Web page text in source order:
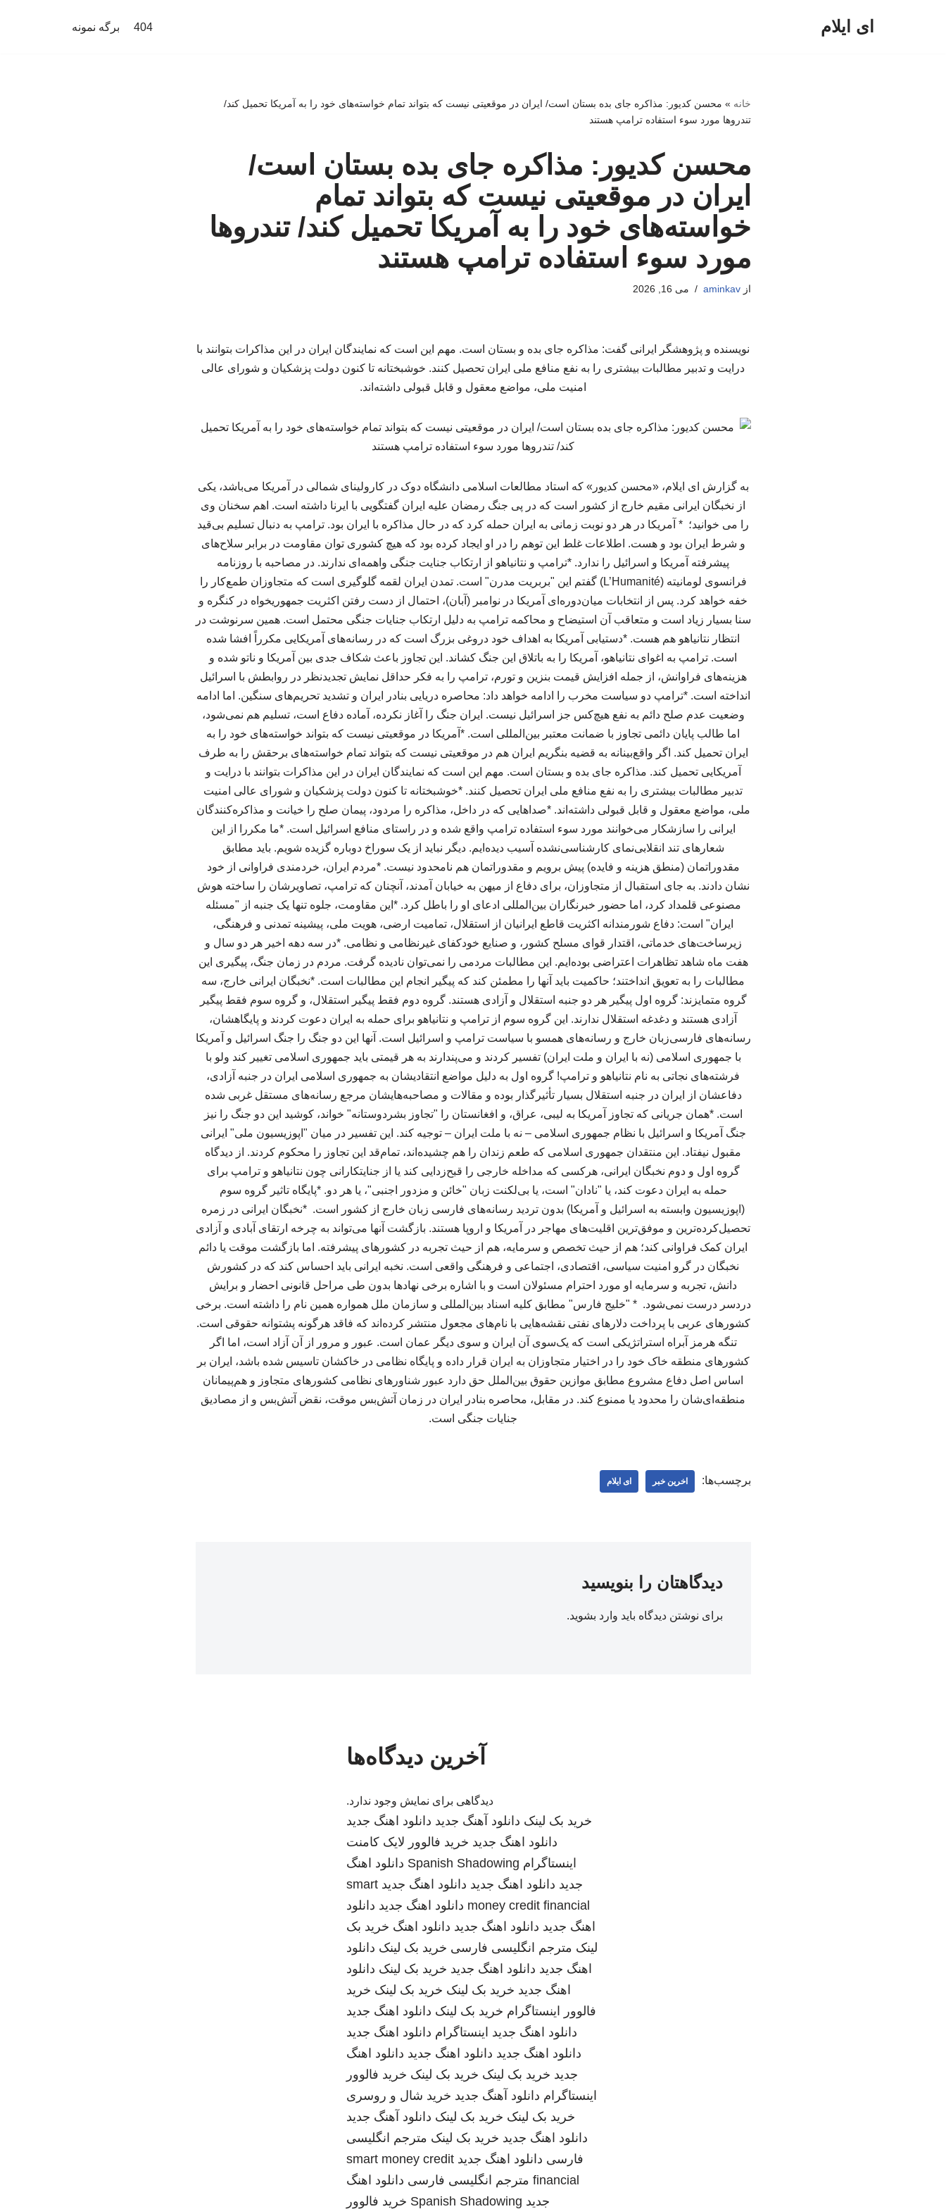
ای ایلام 404 برگه نمونه
خانه » محسن کدیور: مذاکره جای بده بستان است/ ایران در موقعیتی نیست که بتواند تمام خواسته‌های خود را به آمریکا تحمیل کند/
تندروها مورد سوء استفاده ترامپ هستند
محسن کدیور: مذاکره جای بده بستان است/
ایران در موقعیتی نیست که بتواند تمام
خواسته‌های خود را به آمریکا تحمیل کند/ تندروها
مورد سوء استفاده ترامپ هستند
ازaminkav می 16, 2026
نویسنده و پژوهشگر ایرانی گفت: مذاکره جای بده و بستان است. مهم این است که نمایندگان ایران در این مذاکرات بتوانند با
درایت و تدبیر مطالبات بیشتری را به نفع منافع ملی ایران تحصیل کنند. خوشبختانه تا کنون دولت پزشکیان و شورای عالی
امنیت ملی، مواضع معقول و قابل قبولی داشته‌اند.
به گزارش ای ایلام، «محسن کدیور» که استاد مطالعات اسلامی دانشگاه دوک در کارولینای شمالی در آمریکا می‌باشد، یکی
از نخبگان ایرانی مقیم خارج از کشور است که در پی جنگ رمضان علیه ایران گفتگویی با ایرنا داشته است. اهم سخنان وی
را می خوانید؛ * آمریکا در هر دو نوبت زمانی به ایران حمله کرد که در حال مذاکره با ایران بود. ترامپ به دنبال تسلیم بی‌قید
و شرط ایران بود و هست. اطلاعات غلط این توهم را در او ایجاد کرده بود که هیچ کشوری توان مقاومت در برابر سلاح‌های
پیشرفته آمریکا و اسرائیل را ندارد. *ترامپ و نتانیاهو از ارتکاب جنایت جنگی واهمه‌ای ندارند. در مصاحبه با روزنامه
فرانسوی لومانیته (L’Humanité) گفتم این "بربریت مدرن" است. تمدن ایران لقمه گلوگیری است که متجاوزان طمع‌کار را
خفه خواهد کرد. پس از انتخابات میان‌دوره‌ای آمریکا در نوامبر (آبان)، احتمال از دست رفتن اکثریت جمهوریخواه در کنگره و
سنا بسیار زیاد است و متعاقب آن استیضاح و محاکمه ترامپ به دلیل ارتکاب جنایات جنگی محتمل است. همین سرنوشت در
انتظار نتانیاهو هم هست. *دستیابی آمریکا به اهداف خود دروغی بزرگ است که در رسانه‌های آمریکایی مکرراً افشا شده
است. ترامپ به اغوای نتانیاهو، آمریکا را به باتلاق این جنگ کشاند. این تجاوز باعث شکاف جدی بین آمریکا و ناتو شده و
هزینه‌های فراوانش، از جمله افزایش قیمت بنزین و تورم، ترامپ را به فکر حداقل نمایش تجدیدنظر در روابطش با اسرائیل
انداخته است. *ترامپ دو سیاست مخرب را ادامه خواهد داد: محاصره دریایی بنادر ایران و تشدید تحریم‌های سنگین. اما ادامه
وضعیت عدم صلح دائم به نفع هیچ‌کس جز اسرائیل نیست. ایران جنگ را آغاز نکرده، آماده دفاع است، تسلیم هم نمی‌شود،
اما طالب پایان دائمی تجاوز با ضمانت معتبر بین‌المللی است. *آمریکا در موقعیتی نیست که بتواند خواسته‌های خود را به
ایران تحمیل کند. اگر واقع‌بینانه به قضیه بنگریم ایران هم در موقعیتی نیست که بتواند تمام خواسته‌های برحقش را به طرف
آمریکایی تحمیل کند. مذاکره جای بده و بستان است. مهم این است که نمایندگان ایران در این مذاکرات بتوانند با درایت و
تدبیر مطالبات بیشتری را به نفع منافع ملی ایران تحصیل کنند. *خوشبختانه تا کنون دولت پزشکیان و شورای عالی امنیت
ملی، مواضع معقول و قابل قبولی داشته‌اند. *صداهایی که در داخل، مذاکره را مردود، پیمان صلح را خیانت و مذاکره‌کنندگان
ایرانی را سازشکار می‌خوانند مورد سوء استفاده ترامپ واقع شده و در راستای منافع اسرائیل است. *ما مکررا از این
شعارهای تند انقلابی‌نمای کارشناسی‌نشده آسیب دیده‌ایم. دیگر نباید از یک سوراخ دوباره گزیده شویم. باید مطابق
مقدوراتمان (منطق هزینه و فایده) پیش برویم و مقدوراتمان هم نامحدود نیست. *مردم ایران، خردمندی فراوانی از خود
نشان دادند. به جای استقبال از متجاوزان، برای دفاع از میهن به خیابان آمدند، آنچنان که ترامپ، تصاویرشان را ساخته هوش
مصنوعی قلمداد کرد، اما حضور خبرنگاران بین‌المللی ادعای او را باطل کرد. *این مقاومت، جلوه تنها یک جنبه از "مسئله
ایران" است: دفاع شورمندانه اکثریت قاطع ایرانیان از استقلال، تمامیت ارضی، هویت ملی، پیشینه تمدنی و فرهنگی،
زیرساخت‌های خدماتی، اقتدار قوای مسلح کشور، و صنایع خودکفای غیرنظامی و نظامی. *در سه دهه اخیر هر دو سال و
هفت ماه شاهد تظاهرات اعتراضی بوده‌ایم. این مطالبات مردمی را نمی‌توان نادیده گرفت. مردم در زمان جنگ، پیگیری این
مطالبات را به تعویق انداختند؛ حاکمیت باید آنها را مطمئن کند که پیگیر انجام این مطالبات است. *نخبگان ایرانی خارج، سه
گروه متمایزند: گروه اول پیگیر هر دو جنبه استقلال و آزادی هستند. گروه دوم فقط پیگیر استقلال، و گروه سوم فقط پیگیر
آزادی هستند و دغدغه استقلال ندارند. این گروه سوم از ترامپ و نتانیاهو برای حمله به ایران دعوت کردند و پایگاهشان،
رسانه‌های فارسی‌زبان خارج و رسانه‌های همسو با سیاست ترامپ و اسرائیل است. آنها این دو جنگ را جنگ اسرائیل و آمریکا
با جمهوری اسلامی (نه با ایران و ملت ایران) تفسیر کردند و می‌پندارند به هر قیمتی باید جمهوری اسلامی تغییر کند ولو با
فرشته‌های نجاتی به نام نتانیاهو و ترامپ! گروه اول به دلیل مواضع انتقادیشان به جمهوری اسلامی ایران در جنبه آزادی،
دفاعشان از ایران در جنبه استقلال بسیار تأثیرگذار بوده و مقالات و مصاحبه‌هایشان مرجع رسانه‌های مستقل غربی شده
است. *همان جریانی که تجاوز آمریکا به لیبی، عراق، و افغانستان را "تجاوز بشردوستانه" خواند، کوشید این دو جنگ را نیز
جنگ آمریکا و اسرائیل با نظام جمهوری اسلامی – نه با ملت ایران – توجیه کند. این تفسیر در میان "اپوزیسیون ملی" ایرانی
مقبول نیفتاد. این منتقدان جمهوری اسلامی که طعم زندان را هم چشیده‌اند، تمام‌قد این تجاوز را محکوم کردند. از دیدگاه
گروه اول و دوم نخبگان ایرانی، هرکسی که مداخله خارجی را قبح‌زدایی کند یا از جنایتکارانی چون نتانیاهو و ترامپ برای
حمله به ایران دعوت کند، یا "نادان" است، یا بی‌لکنت زبان "خائن و مزدور اجنبی"، یا هر دو. *پایگاه تاثیر گروه سوم
(اپوزیسیون وابسته به اسرائیل و آمریکا) بدون تردید رسانه‌های فارسی زبان خارج از کشور است. *نخبگان ایرانی در زمره
تحصیل‌کرده‌ترین و موفق‌ترین اقلیت‌های مهاجر در آمریکا و اروپا هستند. بازگشت آنها می‌تواند به چرخه ارتقای آبادی و آزادی
ایران کمک فراوانی کند؛ هم از حیث تخصص و سرمایه، هم از حیث تجربه در کشورهای پیشرفته. اما بازگشت موقت یا دائم
نخبگان در گرو امنیت سیاسی، اقتصادی، اجتماعی و فرهنگی واقعی است. نخبه ایرانی باید احساس کند که در کشورش
دانش، تجربه و سرمایه او مورد احترام مسئولان است و با اشاره برخی نهادها بدون طی مراحل قانونی احضار و برایش
دردسر درست نمی‌شود. * "خلیج فارس" مطابق کلیه اسناد بین‌المللی و سازمان ملل همواره همین نام را داشته است. برخی
کشورهای عربی با پرداخت دلارهای نفتی نقشه‌هایی با نام‌های مجعول منتشر کرده‌اند که فاقد هرگونه پشتوانه حقوقی است.
تنگه هرمز آبراه استراتژیکی است که یک‌سوی آن ایران و سوی دیگر عمان است. عبور و مرور از آن آزاد است، اما اگر
کشورهای منطقه خاک خود را در اختیار متجاوزان به ایران قرار داده و پایگاه نظامی در خاکشان تاسیس شده باشد، ایران بر
اساس اصل دفاع مشروع مطابق موازین حقوق بین‌الملل حق دارد عبور شناورهای نظامی کشورهای متجاوز و هم‌پیمانان
منطقه‌ای‌شان را محدود یا ممنوع کند. در مقابل، محاصره بنادر ایران در زمان آتش‌بس موقت، نقض آتش‌بس و از مصادیق
جنایات جنگی است.
برچسب‌ها: اخرین خبر ای ایلام
دیدگاهتان را بنویسید
برای نوشتن دیدگاه باید وارد بشوید.
آخرین دیدگاه‌ها
دیدگاهی برای نمایش وجود ندارد.
خرید بک لینک دانلود آهنگ جدید دانلود اهنگ جدید
دانلود اهنگ جدید خرید فالوور لایک کامنت
اینستاگرام Spanish Shadowing دانلود اهنگ
جدید دانلود اهنگ جدید دانلود اهنگ جدید smart
money credit financial دانلود اهنگ جدید دانلود
اهنگ جدید دانلود اهنگ جدید دانلود اهنگ خرید بک
لینک مترجم انگلیسی فارسی خرید بک لینک دانلود
اهنگ جدید دانلود اهنگ جدید خرید بک لینک دانلود
اهنگ جدید خرید بک لینک خرید بک لینک خرید
فالوور اینستاگرام خرید بک لینک دانلود اهنگ جدید
دانلود اهنگ جدید اینستاگرام دانلود اهنگ جدید
دانلود اهنگ جدید دانلود اهنگ جدید دانلود اهنگ
جدید خرید بک لینک خرید بک لینک خرید فالوور
اینستاگرام دانلود آهنگ جدید خرید شال و روسری
خرید بک لینک خرید بک لینک دانلود آهنگ جدید
دانلود اهنگ جدید خرید بک لینک مترجم انگلیسی
فارسی دانلود اهنگ جدید smart money credit
financial مترجم انگلیسی فارسی دانلود اهنگ
جدید Spanish Shadowing خرید فالوور